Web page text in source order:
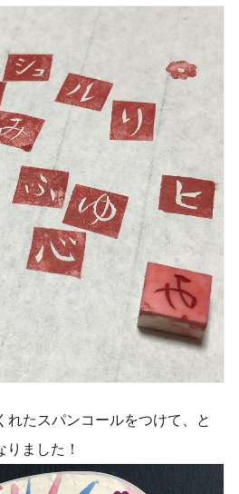
たスパンコールをつけて、と
ました！